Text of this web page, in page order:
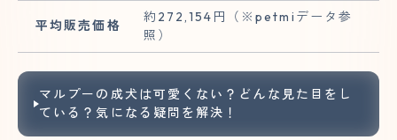
平均販売価格
約272,154円（※petmiデータ参
照）
マルプーの成犬は可愛くない？どんな見た目をし
ている？気になる疑問を解決！